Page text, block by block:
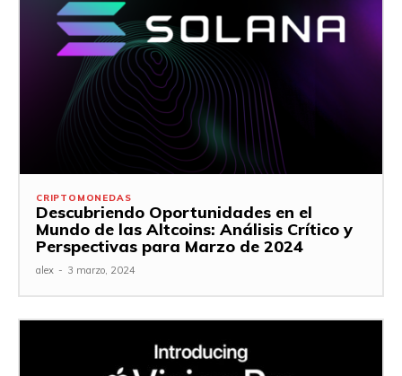
CRIPTOMONEDAS
Descubriendo Oportunidades en el
Mundo de las Altcoins: Análisis Crítico y
Perspectivas para Marzo de 2024
alex - 3 marzo, 2024